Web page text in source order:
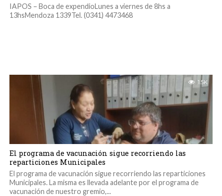
IAPOS – Boca de expendioLunes a viernes de 8hs a
13hsMendoza 1339Tel. (0341) 4473468
1.5K
El programa de vacunación sigue recorriendo las
reparticiones Municipales
El programa de vacunación sigue recorriendo las reparticiones
Municipales. La misma es llevada adelante por el programa de
vacunación de nuestro gremio,...